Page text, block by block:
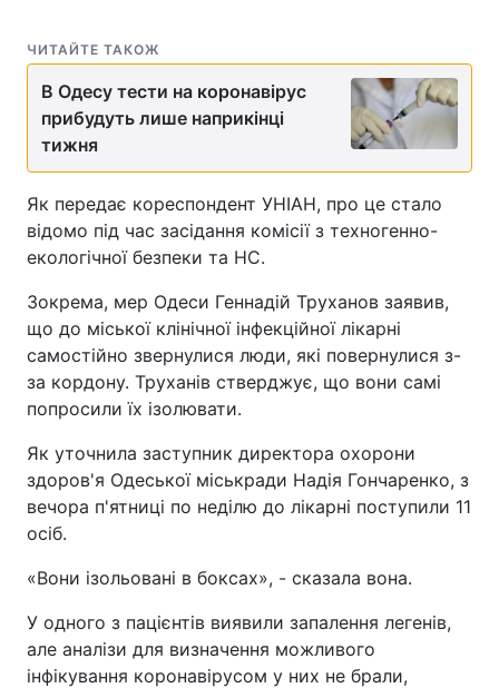
ЧИТАЙТЕ ТАКОЖ
В Одесу тести на коронавірус
прибудуть лише наприкінці
тижня
Як передає кореспондент УНІАН, про це стало
відомо під час засідання комісії з техногенно-
екологічної безпеки та НС.
Зокрема, мер Одеси Геннадій Труханов заявив,
що до міської клінічної інфекційної лікарні
самостійно звернулися люди, які повернулися з-
за кордону. Труханів стверджує, що вони самі
попросили їх ізолювати.
Як уточнила заступник директора охорони
здоров'я Одеської міськради Надія Гончаренко, з
вечора п'ятниці по неділю до лікарні поступили 11
осіб.
«Вони ізольовані в боксах», - сказала вона.
У одного з пацієнтів виявили запалення легенів,
але аналізи для визначення можливого
інфікування коронавірусом у них не брали,